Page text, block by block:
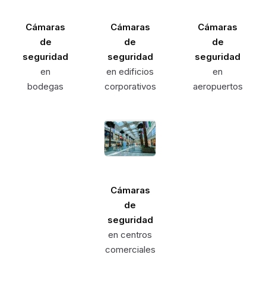
Cámaras
de
seguridad
en
bodegas
Cámaras
de
seguridad
en edificios
corporativos
Cámaras
de
seguridad
en
aeropuertos
Cámaras
de
seguridad
en centros
comerciales